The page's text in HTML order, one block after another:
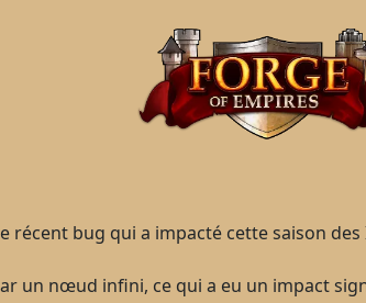
récent bug qui a impacté cette saison
un nœud infini, ce qui a eu un impact